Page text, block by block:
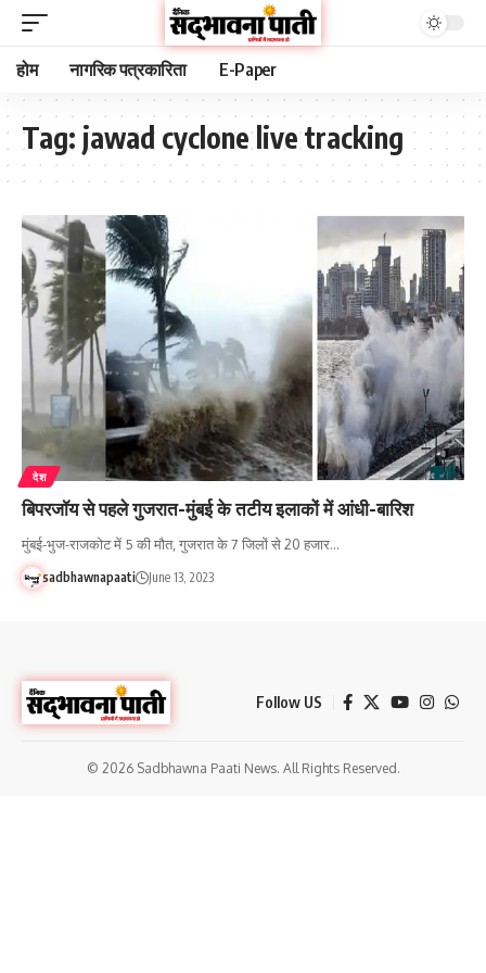
होम नागरिक पत्रकारिता E-Paper
Tag: jawad cyclone live tracking
देश
बिपरजॉय से पहले गुजरात-मुंबई के तटीय इलाकों में आंधी-बारिश
मुंबई-भुज-राजकोट में 5 की मौत, गुजरात के 7 जिलों से 20 हजार…
sadbhawnapaati June 13, 2023
Follow US
© 2026 Sadbhawna Paati News. All Rights Reserved.